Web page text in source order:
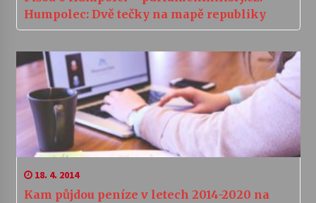
Humpolec: Dvě tečky na mapě republiky
18. 4. 2014
Kam půjdou peníze v letech 2014-2020 na